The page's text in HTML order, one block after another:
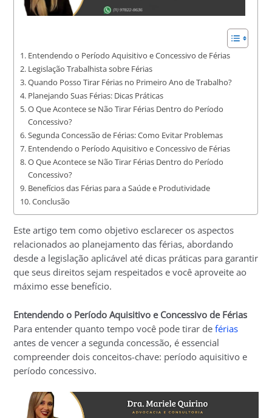
Entendendo o Período Aquisitivo e Concessivo de Férias
Legislação Trabalhista sobre Férias
Quando Posso Tirar Férias no Primeiro Ano de Trabalho?
Planejando Suas Férias: Dicas Práticas
O Que Acontece se Não Tirar Férias Dentro do Período
Concessivo?
Segunda Concessão de Férias: Como Evitar Problemas
Entendendo o Período Aquisitivo e Concessivo de Férias
O Que Acontece se Não Tirar Férias Dentro do Período
Concessivo?
Benefícios das Férias para a Saúde e Produtividade
Conclusão
Este artigo tem como objetivo esclarecer os aspectos
relacionados ao planejamento das férias, abordando
desde a legislação aplicável até dicas práticas para garantir
que seus direitos sejam respeitados e você aproveite ao
máximo esse benefício.
Entendendo o Período Aquisitivo e Concessivo de Férias
Para entender quanto tempo você pode tirar deférias
antes de vencer a segunda concessão, é essencial
compreender dois conceitos-chave: período aquisitivo e
período concessivo.